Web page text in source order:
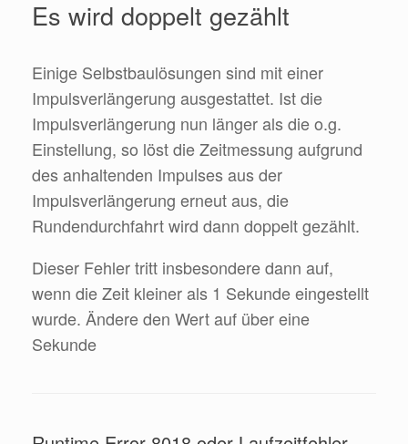
Es wird doppelt gezählt
Einige Selbstbaulösungen sind mit einer
Impulsverlängerung ausgestattet. Ist die
Impulsverlängerung nun länger als die o.g.
Einstellung, so löst die Zeitmessung aufgrund
des anhaltenden Impulses aus der
Impulsverlängerung erneut aus, die
Rundendurchfahrt wird dann doppelt gezählt.
Dieser Fehler tritt insbesondere dann auf,
wenn die Zeit kleiner als 1 Sekunde eingestellt
wurde. Ändere den Wert auf über eine
Sekunde